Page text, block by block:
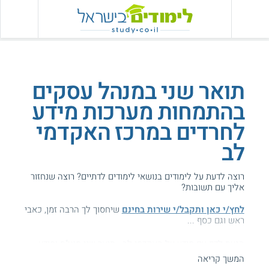
תואר שני במנהל עסקים
בהתמחות מערכות מידע
לחרדים במרכז האקדמי
לב
רוצה לדעת על לימודים בנושאי לימודים לדתיים? רוצה שנחזור
אליך עם תשובות?
לחץ/י כאן ותקבל/י שירות בחינם שיחסוך לך הרבה זמן, כאבי
ראש וגם כסף ...
המשך קריאה